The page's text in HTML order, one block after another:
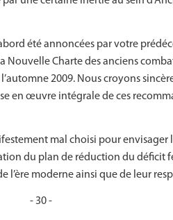
été annoncées par votre
Charte des anciens
2009. Nous croyons
en œuvre intégrale de ces
mal choisi pour
du plan de réduction du
moderne ainsi que de leur
- 30 -